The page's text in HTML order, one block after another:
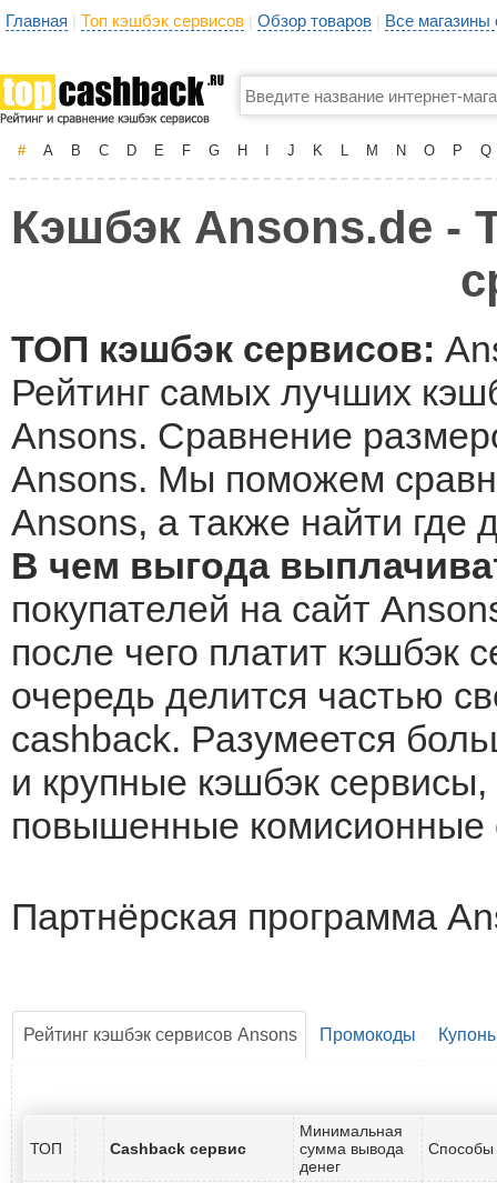
Главная | Топ кэшбэк сервисов | Обзор товаров | Все
# A B C D E F G H J K L M N O P Q
Кэшбэк Ansons.de -
ТОП кэшбэк сервисов:
Рейтинг самых лучших
Ansons. Сравнение
Ansons. Мы поможем
Ansons, а также найти где
В чем выгода
покупателей на сайт
после чего платит кэшбэк
очередь делится частью
cashback. Разумеется
и крупные кэшбэк
повышенные комисионные
Партнёрская программа
Рейтинг кэшбэк сервисов Ansons Промокоды
ТОП Cashback сервис
Минимальная
сумма вывода
денег
Способы